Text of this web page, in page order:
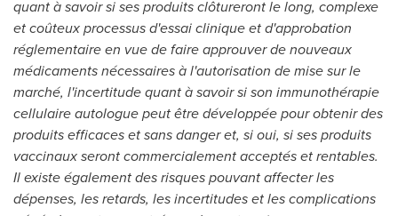
quant à savoir si ses produits clôtureront le long, complexe
et coûteux processus d'essai clinique et d'approbation
réglementaire en vue de faire approuver de nouveaux
médicaments nécessaires à l'autorisation de mise sur le
marché, l'incertitude quant à savoir si son immunothérapie
cellulaire autologue peut être développée pour obtenir des
produits efficaces et sans danger et, si oui, si ses produits
vaccinaux seront commercialement acceptés et rentables.
Il existe également des risques pouvant affecter les
dépenses, les retards, les incertitudes et les complications